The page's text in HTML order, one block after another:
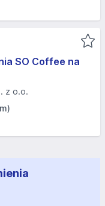
SO Coffee na
z o.o.